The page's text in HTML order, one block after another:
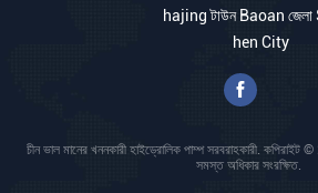
hajing টাউন Baoan
hen City
চীন ভাল মানের খননকারী হাইড্রোলিক পাম্প সরবরাহকারী.
সমস্ত অধিকার সংরক্ষিত.